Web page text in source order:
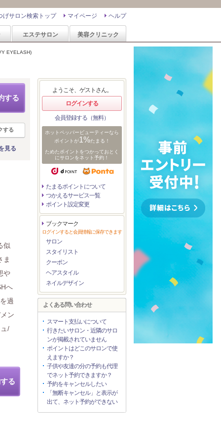
ヘルプ
マイページ
げサロン検索トップ
エステサロン 美容クリニック
EYELASH)
する
する
見る
似
ま
や
へ
過
ン
/
る
ようこそ、ゲストさん。
ログインする
会員登録する（無料）
ホットペッパービューティーなら
ポイントが1%たまる！
ためたポイントをつかっておとく
にサロンをネット予約！
たまるポイントについて
つかえるサービス一覧
ポイント設定変更
ブックマーク
ログインすると会員情報に保存できます
サロン
スタイリスト
クーポン
ヘアスタイル
ネイルデザイン
よくある問い合わせ
スマート支払いについて
行きたいサロン・近隣のサロ
ンが掲載されていません
ポイントはどこのサロンで使
えますか？
子供や友達の分の予約も代理
でネット予約できますか？
予約をキャンセルしたい
「無断キャンセル」と表示が
出て、ネット予約ができない